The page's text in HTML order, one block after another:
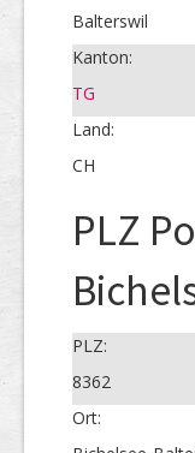
Balterswil
Kanton:
TG
Land:
CH
PLZ
PLZ:
8362
Ort: